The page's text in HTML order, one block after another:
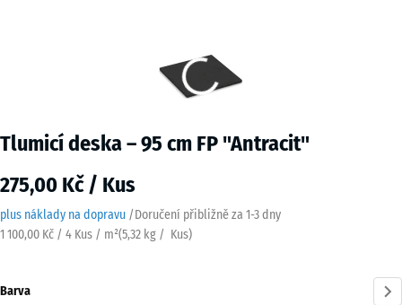
Tlumicí deska – 95 cm FP "Antracit"
275,00 Kč / Kus
plus náklady na dopravu /Doručení přibližně za 1-3 dny
1 100,00 Kč / 4 Kus / m²(5,32 kg / Kus)
Barva